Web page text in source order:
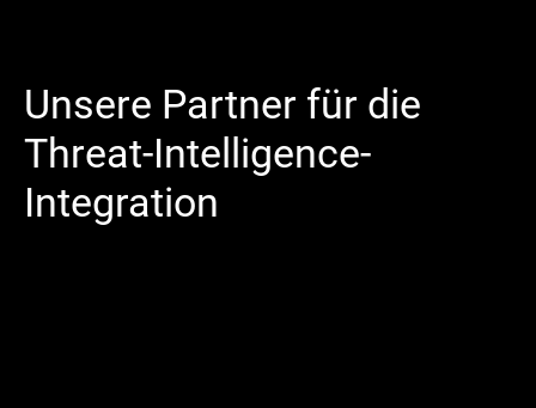
Unsere Partner für die
Threat-Intelligence-
Integration